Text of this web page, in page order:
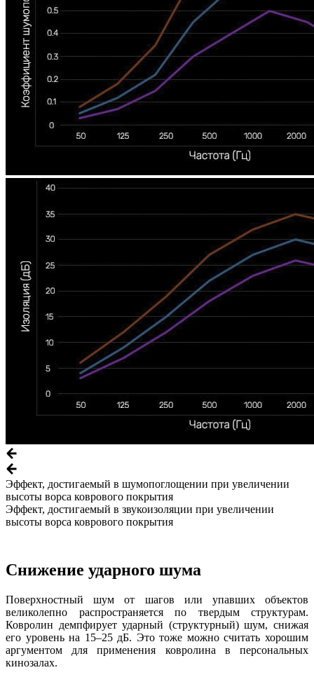
Эффект, достигаемый в шумопоглощении при увеличении
высоты ворса коврового покрытия
Эффект, достигаемый в звукоизоляции при увеличении
высоты ворса коврового покрытия
Снижение ударного шума
Поверхностный шум от шагов или упавших объектов
великолепно распространяется по твердым структурам.
Ковролин демпфирует ударный (структурный) шум, снижая
его уровень на 15–25 дБ. Это тоже можно считать хорошим
аргументом для применения ковролина в персональных
кинозалах.